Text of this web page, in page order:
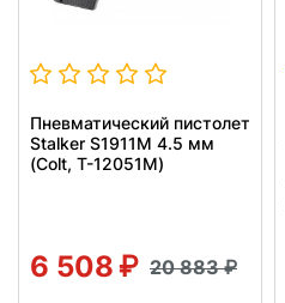
Пневматический пистолет
Stalker S1911M 4.5 мм
(Colt, T-12051M)
6 508 20 883